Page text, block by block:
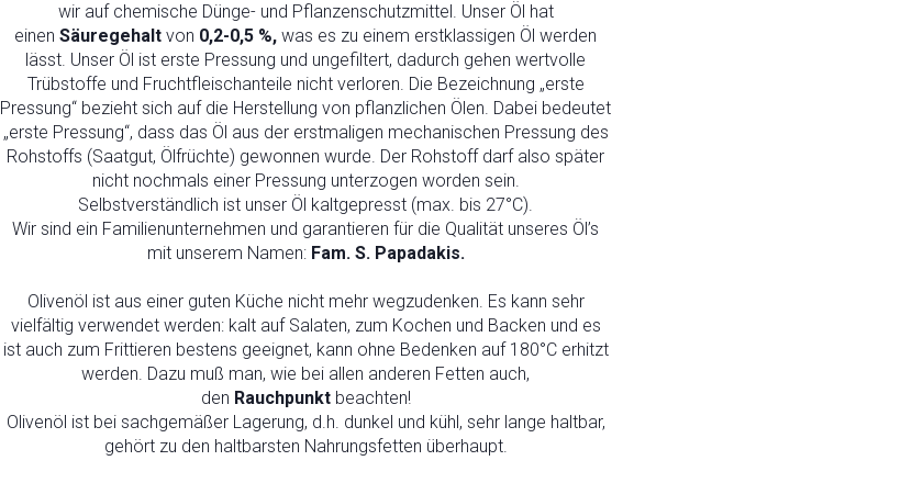
wir auf chemische Dünge- und Pflanzenschutzmittel. Unser Öl hat
einen Säuregehalt von 0,2-0,5 %, was es zu einem erstklassigen Öl werden
lässt. Unser Öl ist erste Pressung und ungefiltert, dadurch gehen wertvolle
Trübstoffe und Fruchtfleischanteile nicht verloren. Die Bezeichnung „erste
Pressung“ bezieht sich auf die Herstellung von pflanzlichen Ölen. Dabei bedeutet
„erste Pressung“, dass das Öl aus der erstmaligen mechanischen Pressung des
Rohstoffs (Saatgut, Ölfrüchte) gewonnen wurde. Der Rohstoff darf also später
nicht nochmals einer Pressung unterzogen worden sein.
Selbstverständlich ist unser Öl kaltgepresst (max. bis 27°C).
Wir sind ein Familienunternehmen und garantieren für die Qualität unseres Öl’s
mit unserem Namen: Fam. S. Papadakis.
Olivenöl ist aus einer guten Küche nicht mehr wegzudenken. Es kann sehr
vielfältig verwendet werden: kalt auf Salaten, zum Kochen und Backen und es
ist auch zum Frittieren bestens geeignet, kann ohne Bedenken auf 180°C erhitzt
werden. Dazu muß man, wie bei allen anderen Fetten auch,
den Rauchpunktbeachten!
Olivenöl ist bei sachgemäßer Lagerung, d.h. dunkel und kühl, sehr lange haltbar,
gehört zu den haltbarsten Nahrungsfetten überhaupt.